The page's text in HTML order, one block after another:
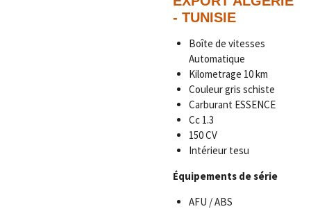
- TUNISIE
Boîte de vitesses
Automatique
Kilometrage 10 km
Couleurgris schiste
Carburant ESSENCE
Cc 1.3
150 CV
Intérieur tesu
Équipements de série
AFU / ABS